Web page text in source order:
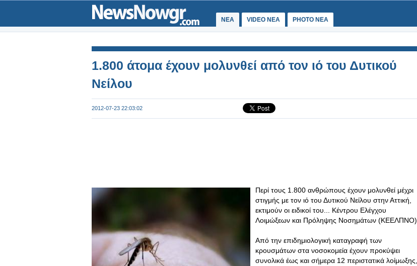
ΝΕΑ VIDEO NEA PHOTO NEA
1.800 άτομα έχουν μολυνθεί από τον ιό του Δυτικού
Νείλου
2012-07-23 22:03:02
Περί τους 1.800 ανθρώπους έχουν μολυνθεί μέχρι
στιγμής με τον ιό του Δυτικού Νείλου στην Αττική,
εκτιμούν οι ειδικοί του... Κέντρου Ελέγχου
Λοιμώξεων και Πρόληψης Νοσημάτων (ΚΕΕΛΠΝΟ).
Από την επιδημιολογική καταγραφή των
κρουσμάτων στα νοσοκομεία έχουν προκύψει
συνολικά έως και σήμερα 12 περιστατικά λοίμωξης,